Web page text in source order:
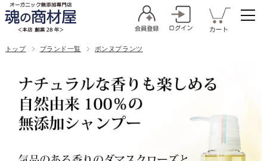
トップ ブランド一覧 ボンヌプランツ